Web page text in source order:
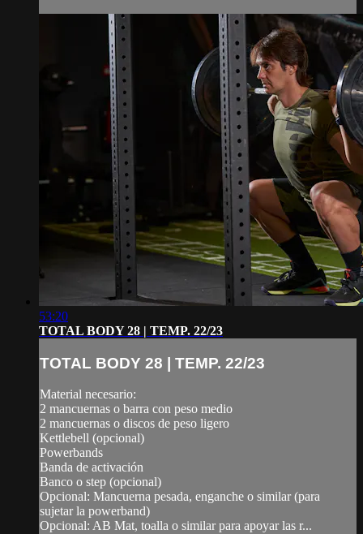
53:20
TOTAL BODY 28 | TEMP. 22/23
TOTAL BODY 28 | TEMP. 22/23
Material necesario:
2 mancuernas o barra con peso medio
2 mancuernas o discos de peso ligero
Kettlebell (opcional)
Powerbands
Banda de activación
Banco o step (opcional)
Opcional: Mancuerna pesada, enganche o similar (para
sujetar la powerband)
Opcional: AB Mat, toalla o similar para apoyar las r...